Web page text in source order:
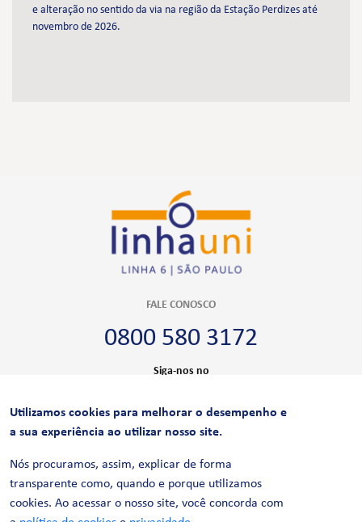
e alteração no sentido da via na região da Estação Perdizes até
novembro de 2026.
FALE CONOSCO
0800 580 3172
Siga-nos no
CERTIFICAÇÕES
Utilizamos cookies para melhorar o desempenho e
a sua experiência ao utilizar nosso site.
Nós procuramos, assim, explicar de forma
transparente como, quando e porque utilizamos
cookies. Ao acessar o nosso site, você concorda com